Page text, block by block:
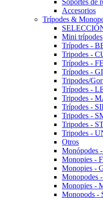
Soportes de
Accesorios
Trípodes &
Mini trípodes
Trípodes -
Tripodes -
Trípodes -
Trípodes -
Tripodes/
Trípodes -
Tripodes -
Trípodes -
Tripodes -
Tripodes -
Tripodes -
Otros
Monópodes
Monopies -
Monopies -
Monopodes
Monopies -
Monopods -